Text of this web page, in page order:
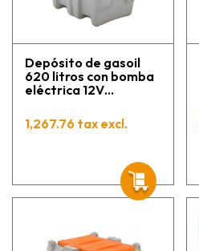
Depósito de gasoil
620 litros con bomba
eléctrica 12V
DT-Mobil Easy CEMO
1,267.76 tax excl.